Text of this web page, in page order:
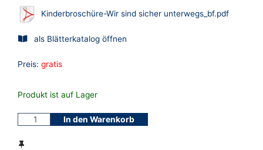
Kinderbroschüre-Wir sind sicher unterwegs_bf.pdf
als Blätterkatalog öffnen
Preis: gratis
Produkt ist auf Lager
In den Warenkorb